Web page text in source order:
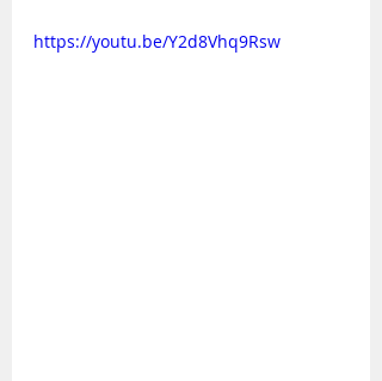
https://youtu.be/Y2d8Vhq9Rsw